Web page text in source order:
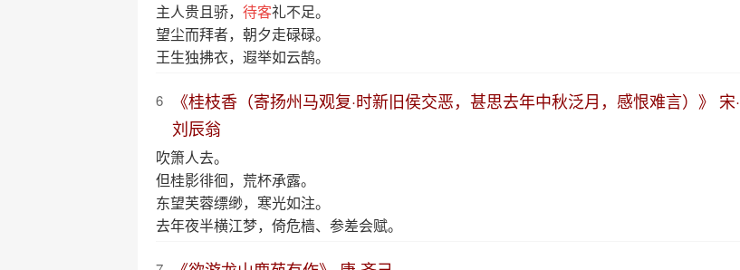
主人贵且骄， 待客礼不足。
望尘而拜者，朝夕走碌碌。
王生独拂衣，遐举如云鹄。
6
《桂枝香（寄扬州马观复·时新旧侯交恶，甚思去年中秋泛月，感恨难言）》 宋·
刘辰翁
吹箫人去。
但桂影徘徊，荒杯承露。
东望芙蓉缥缈，寒光如注。
去年夜半横江梦，倚危樯、参差会赋。